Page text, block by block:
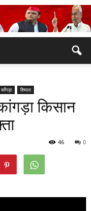
काँगड़ा शिमला
किसान
0
46